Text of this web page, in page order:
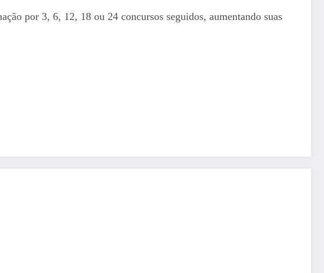
por 3, 6, 12, 18 ou 24 concursos seguidos, aumentando suas